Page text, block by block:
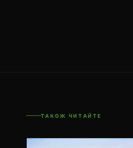
ТАКОЖ ЧИТАЙТЕ